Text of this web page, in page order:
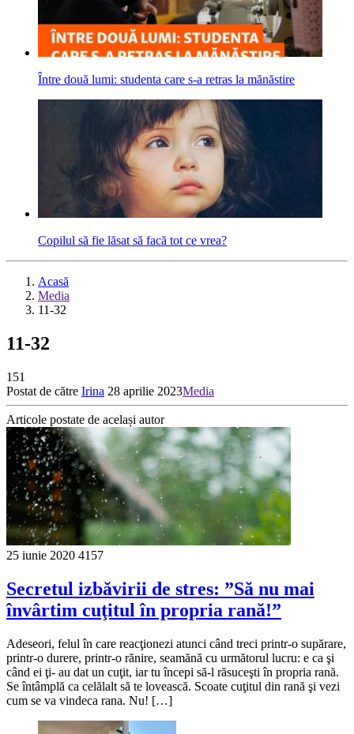
Între două lumi: studenta care s-a retras la mănăstire
Copilul să fie lăsat să facă tot ce vrea?
Acasă
Media
11-32
11-32
151
Postat de către Irina 28 aprilie 2023Media
Articole postate de același autor
25 iunie 2020 4157
Secretul izbăvirii de stres: ”Să nu mai
învârtim cuţitul în propria rană!”
Adeseori, felul în care reacţionezi atunci când treci printr-o supărare,
printr-o durere, printr-o rănire, seamănă cu următorul lucru: e ca şi
când ei ţi- au dat un cuţit, iar tu începi să-l răsuceşti în propria rană.
Se întâmplă ca celălalt să te lovească. Scoate cuţitul din rană şi vezi
cum se va vindeca rana. Nu! […]